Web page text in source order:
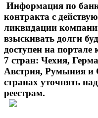
Информация по
контракта с
ликвидации
взыскивать долги
доступен на
7 стран: Чехия,
Австрия, Румыния и
странах уточнять
реестрам.